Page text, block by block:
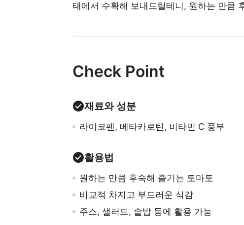
태에서 수확해 보내드릴테니, 원하는 만큼
Check Point
재료와 성분
라이코펜, 베타카로틴, 비타민 C 풍부
활용법
원하는 만큼 후숙해 즐기는 토마토
비교적 차지고 부드러운 식감
주스, 샐러드, 솥밥 등에 활용 가능